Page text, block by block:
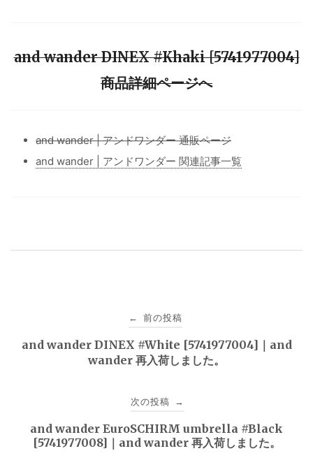
and wander DINEX #Khaki [5741977004]
商品詳細ページへ
and wander | アンドワンダー 通販ページ
and wander | アンドワンダー 関連記事一覧
稿
← 前の投稿
and wander DINEX #White [5741977004]｜and
wander 再入荷しました。
次の投稿 →
and wander EuroSCHIRM umbrella #Black
[5741977008]｜and wander 再入荷しました。